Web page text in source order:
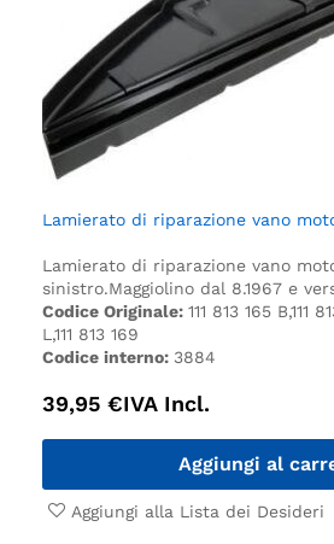
Lamierato di riparazione vano
Lamierato di riparazione vano
sinistro.Maggiolino dal 8.1967 e
Codice Originale: 111 813 165 B,111
L,111 813 169
Codice interno: 3884
39,95 €IVA Incl.
Aggiungi al
Aggiungi alla Lista dei Desideri